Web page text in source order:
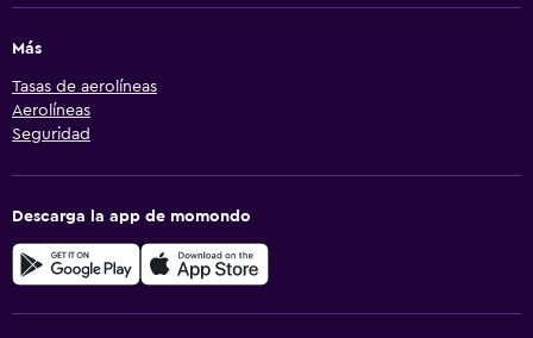
Más
Tasas de aerolíneas
Aerolíneas
Seguridad
Descarga la app de momondo